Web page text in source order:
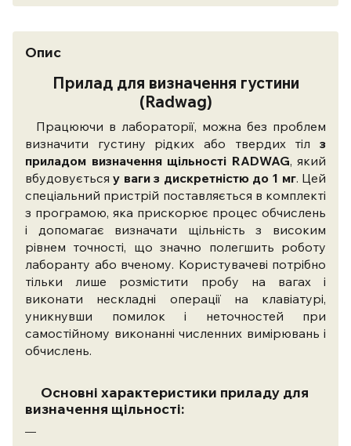
Опис
Прилад для визначення густини
(Radwag)
Працюючи в лабораторії, можна без проблем
визначити густину рідких або твердих тіл з
приладом визначення щільності RADWAG, який
вбудовуєтьсяу ваги з дискретністю до 1 мг. Цей
спеціальний пристрій поставляється в комплекті
з програмою, яка прискорює процес обчислень
і допомагає визначати щільність з високим
рівнем точності, що значно полегшить роботу
лаборанту або вченому. Користувачеві потрібно
тільки лише розмістити пробу на вагах і
виконати нескладні операції на клавіатурі,
уникнувши помилок і неточностей при
самостійному виконанні численних вимірювань і
обчислень.
Основні характеристики приладу для
визначення щільності: